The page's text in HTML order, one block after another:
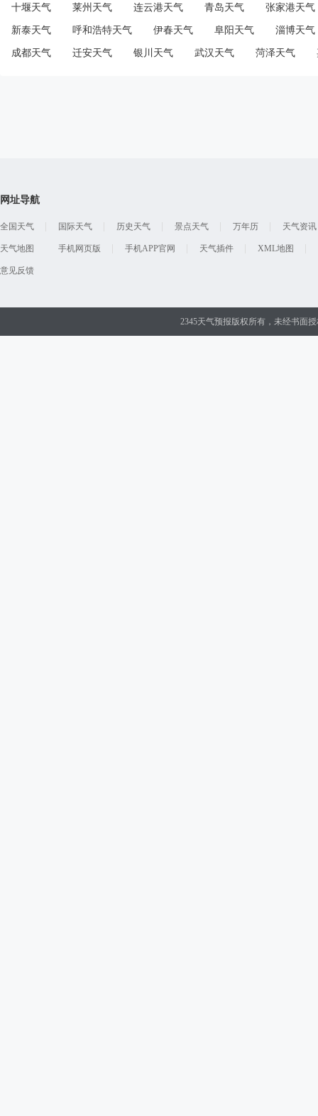
十堰天气 莱州天气 连云港天气 青岛天气 张家港天气
新泰天气 呼和浩特天气 伊春天气 阜阳天气 淄博天气
成都天气 迁安天气 银川天气 武汉天气 菏泽天气
网址导航
全国天气 国际天气 历史天气 景点天气 万年历 天气资讯
天气地图 手机网页版 手机APP官网 天气插件 XML地图
意见反馈
2345天气预报版权所有，未经书面